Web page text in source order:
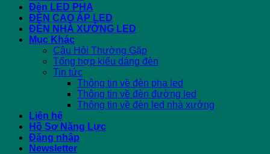
Đèn LED PHA
ĐÈN CAO ÁP LED
ĐÈN NHÀ XƯỞNG LED
Mục Khác
Câu Hỏi Thường Gặp
Tổng hợp kiểu dáng đèn
Tin tức
Thông tin về đèn pha led
Thông tin về đèn đường led
Thông tin về đèn led nhà xưởng
Liên hệ
Hồ Sơ Năng Lực
Đăng nhập
Newsletter